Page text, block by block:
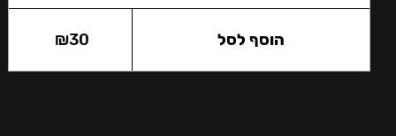
₪30 הוסף לסל